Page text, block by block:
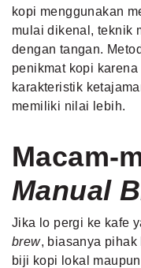
kopi menggunakan
mulai dikenal, teknik
dengan tangan.
penikmat kopi
karakteristik
memiliki nilai lebih.
Macam-
Manual
Jika lo pergi ke kafe
brew, biasanya
biji kopi lokal